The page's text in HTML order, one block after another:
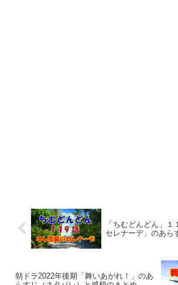
「ちむどんどん」
セレナーデ」のあら
朝ドラ2022年後期「舞いあがれ！」のあ